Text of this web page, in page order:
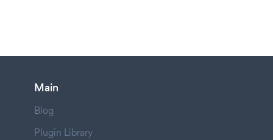
Main
Blog
Plugin Library